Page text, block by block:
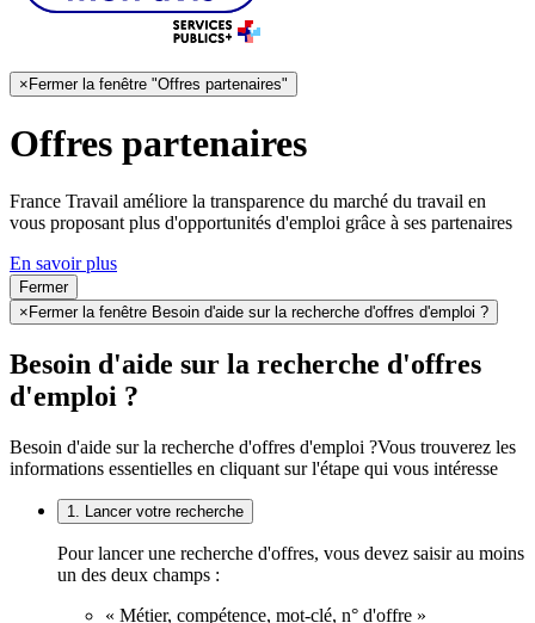
×Fermer la fenêtre "Offres partenaires"
Offres partenaires
France Travail améliore la transparence du marché du travail en
vous proposant plus d'opportunités d'emploi grâce à ses partenaires
En savoir plus
Fermer
× Fermer la fenêtre Besoin d'aide sur la recherche d'offres d'emploi ?
Besoin d'aide sur la recherche d'offres
d'emploi ?
Besoin d'aide sur la recherche d'offres d'emploi ?Vous trouverez les
informations essentielles en cliquant sur l'étape qui vous intéresse
1. Lancer votre recherche
Pour lancer une recherche d'offres, vous devez saisir au moins
un des deux champs :
« Métier, compétence, mot-clé, n° d'offre »